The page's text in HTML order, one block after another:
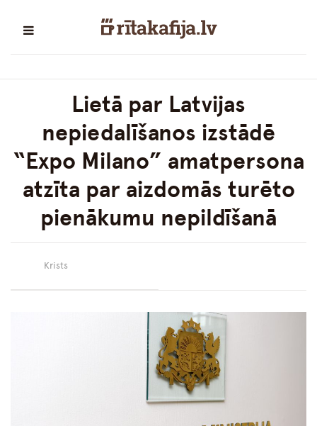
Lietā par Latvijas
nepiedalīšanos izstādē
“Expo Milano” amatpersona
atzīta par aizdomās turēto
pienākumu nepildīšanā
Krists